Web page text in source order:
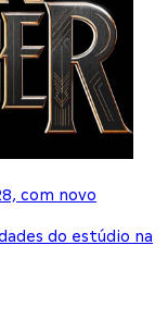
com novo
do estúdio na